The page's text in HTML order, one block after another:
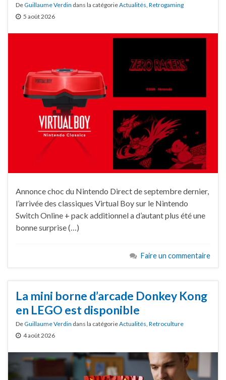
DeGuillaume Verdin dans la catégorieActualités Retrogaming
5 août 2026
Annonce choc du Nintendo Direct de septembre dernier,
l’arrivée des classiques Virtual Boy sur le Nintendo
Switch Online + pack additionnel a d’autant plus été une
bonne surprise (…)
Faire un commentaire
La mini borne d’arcade Donkey Kong
en LEGO est disponible
DeGuillaume Verdin dans la catégorieActualités, Retroculture
4 août 2026